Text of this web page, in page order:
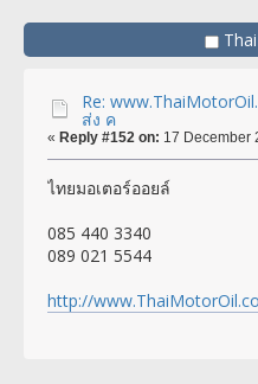
Re:
ส่ง ค
« Reply #152 on: 17 December
ไทยมอเตอร์ออยล์
085 440 3340
089 021 5544
http://